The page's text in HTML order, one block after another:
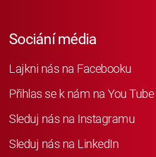
Sociání média
Lajkni nás na Facebooku
Přihlas se k nám na You Tube
Sleduj nás na Instagramu
Sleduj nás na LinkedIn